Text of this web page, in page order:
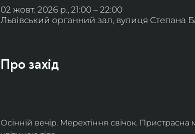
02 жовт. 2026 р., 21:00 – 22:00
Львівський органний зал, вулиця Степана
Про захід
Осінній вечір. Мерехтіння свічок.